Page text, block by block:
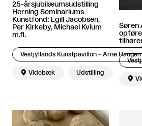
25-årsjubilæumsudstilling
Herning Seminariums
Kunstfond: Egill Jacobsen,
Per Kirkeby, Michael Kvium
m.fl.
Vestjyllands Kunstpavillon - Arne
 Videbæk Udstilling
Søren
